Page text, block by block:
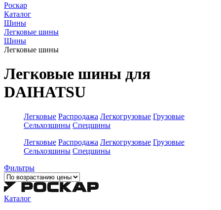
Роскар
Каталог
Шины
Легковые шины
Шины
Легковые шины
Легковые шины для
DAIHATSU
Легковые Распродажа Легкогрузовые Грузовые
Сельхозшины Спецшины
Легковые Распродажа Легкогрузовые Грузовые
Сельхозшины Спецшины
Фильтры
Каталог